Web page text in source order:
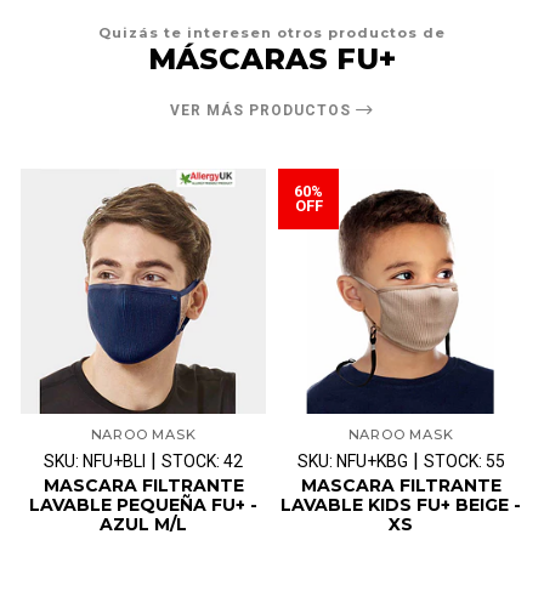
Quizás te interesen otros productos de
MÁSCARAS FU+
VER MÁS PRODUCTOS
NAROO MASK
SKU: NFU+BLl | STOCK: 42
MASCARA FILTRANTE
LAVABLE PEQUEÑA FU+ -
AZUL M/L
60%
OFF
NAROO MASK
SKU: NFU+KBG | STOCK: 55
MASCARA FILTRANTE
LAVABLE KIDS FU+ BEIGE -
XS